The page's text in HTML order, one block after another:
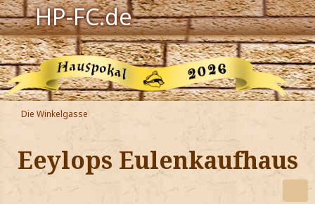
HP-FC.de
Navigation
Harry Potter
Der HP-FC
Hogwarts
Zauberwelt
Die Winkelgasse
Eeylops Eulenkaufhaus